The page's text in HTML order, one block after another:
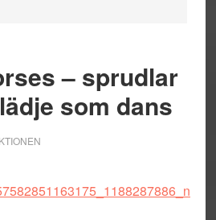
– sprudlar
som dans